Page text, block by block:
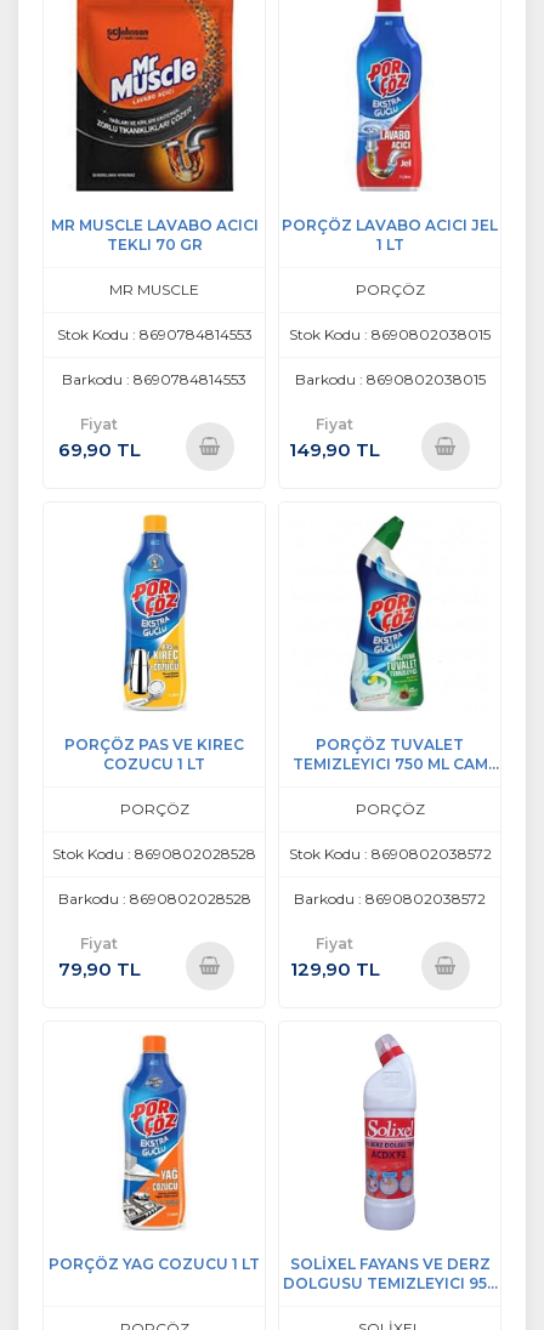
MR MUSCLE LAVABO ACICI
TEKLI 70 GR
MR MUSCLE
Stok Kodu : 8690784814553
Barkodu : 8690784814553
Fiyat
69,90 TL
PORÇÖZ LAVABO ACICI JEL
1 LT
PORÇÖZ
Stok Kodu : 8690802038015
Barkodu : 8690802038015
Fiyat
149,90 TL
PORÇÖZ PAS VE KIREC
COZUCU 1 LT
PORÇÖZ
Stok Kodu : 8690802028528
Barkodu : 8690802028528
Fiyat
79,90 TL
PORÇÖZ TUVALET
TEMIZLEYICI 750 ML CAM
PORÇÖZ
Stok Kodu : 8690802038572
Barkodu : 8690802038572
Fiyat
129,90 TL
PORÇÖZ YAG COZUCU 1 LT
SOLİXEL FAYANS VE DERZ
DOLGUSU TEMIZLEYICI 950